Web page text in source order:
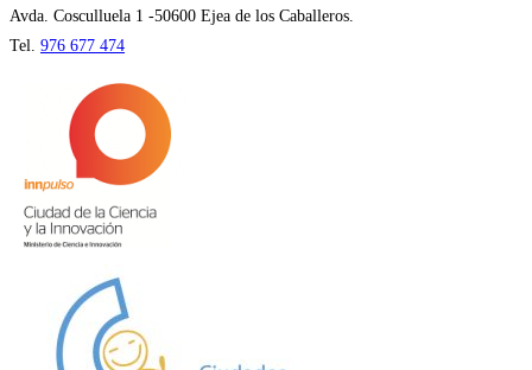
pestaña
Avda. Cosculluela 1 -50600 Ejea de los Caballeros.
Tel. 976 677 474